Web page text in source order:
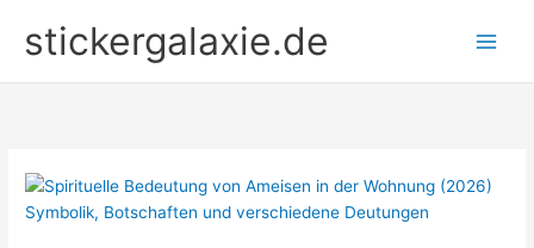
Inhaltstickergalaxie.de